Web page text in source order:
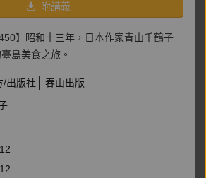
附講義
】昭和十三年，日本作家青山千鶴子
島美食之旅。
/出版社
春山出版